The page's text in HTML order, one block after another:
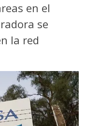
en el
se
la red